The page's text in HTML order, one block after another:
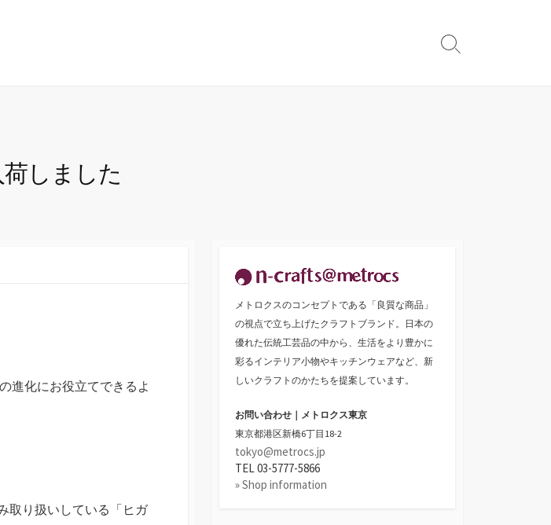
検
しました
進化にお役立てできるよ
取り扱いしている「ヒガ
メトロクスのコンセプトである「良質な商品」
の視点で立ち上げたクラフトブランド。日本の
優れた伝統工芸品の中から、生活をより豊かに
彩るインテリア小物やキッチンウェアなど、新
しいクラフトのかたちを提案しています。
お問い合わせ｜メトロクス東京
東京都港区新橋6丁目18-2
tokyo@metrocs.jp
TEL 03-5777-5866
» Shop information